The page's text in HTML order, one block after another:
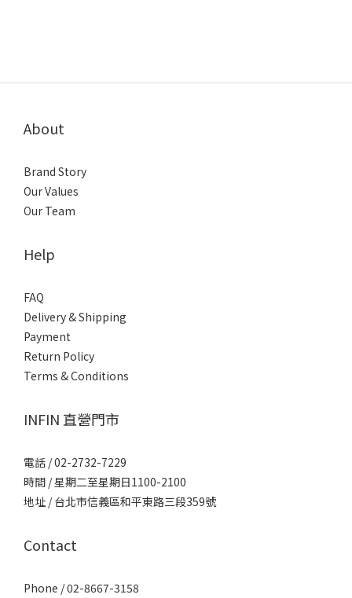
About
Brand Story
Our Values
Our Team
Help
FAQ
Delivery & Shipping
Payment
Return Policy
Terms & Conditions
INFIN 直營門市
電話 / 02-2732-7229
時間 / 星期二至星期日1100-2100
地址 / 台北市信義區和平東路三段359號
Contact
Phone / 02-8667-3158